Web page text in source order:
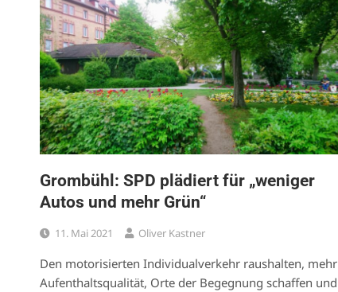
Grombühl: SPD plädiert für „weniger
Autos und mehr Grün“
11. Mai 2021 Oliver Kastner
Den motorisierten Individualverkehr raushalten, mehr
Aufenthaltsqualität, Orte der Begegnung schaffen und